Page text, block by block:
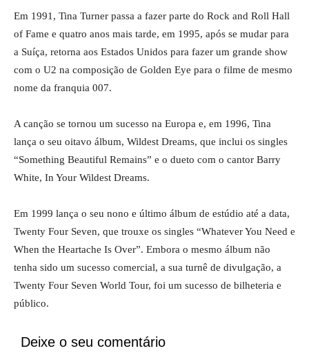
Em 1991, Tina Turner passa a fazer parte do Rock and Roll Hall
of Fame e quatro anos mais tarde, em 1995, após se mudar para
a Suíça, retorna aos Estados Unidos para fazer um grande show
com o U2 na composição de Golden Eye para o filme de mesmo
nome da franquia 007.
A canção se tornou um sucesso na Europa e, em 1996, Tina
lança o seu oitavo álbum, Wildest Dreams, que inclui os singles
“Something Beautiful Remains” e o dueto com o cantor Barry
White, In Your Wildest Dreams.
Em 1999 lança o seu nono e último álbum de estúdio até a data,
Twenty Four Seven, que trouxe os singles “Whatever You Need e
When the Heartache Is Over”. Embora o mesmo álbum não
tenha sido um sucesso comercial, a sua turnê de divulgação, a
Twenty Four Seven World Tour, foi um sucesso de bilheteria e
público.
Deixe o seu comentário